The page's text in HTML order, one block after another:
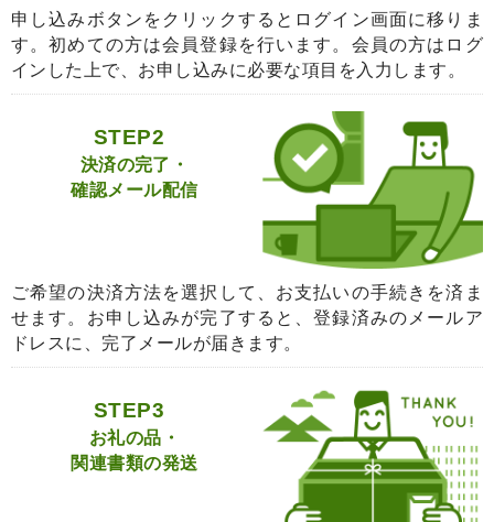
申し込みボタンをクリックするとログイン画面に移りま
す。初めての方は会員登録を行います。会員の方はログ
インした上で、お申し込みに必要な項目を入力します。
STEP2
決済の完了・
確認メール配信
ご希望の決済方法を選択して、お支払いの手続きを済ま
せます。お申し込みが完了すると、登録済みのメールア
ドレスに、完了メールが届きます。
STEP3
お礼の品・
関連書類の発送